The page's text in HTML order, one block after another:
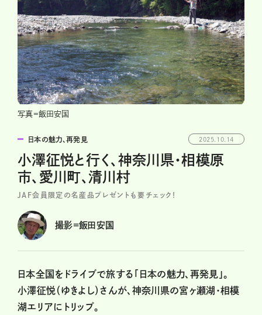
写真＝飯田安国
日本の魅力、再発見 2025.10.14
小澤征悦と行く、神奈川県・相模原
市、愛川町、清川村
JAF会員限定の名産品プレゼントも要チェック！
撮影=飯田安国
日本全国をドライブで旅する「日本の魅力、再発見」。
小澤征悦（ゆきよし）さんが、神奈川県の宮ヶ瀬湖・相模
湖エリアにトリップ。